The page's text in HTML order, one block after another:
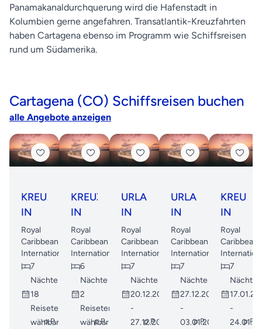
Panamakanaldurchquerung wird die Hafenstadt in
Kolumbien gerne angefahren. Transatlantik-Kreuzfahrten
haben Cartagena ebenso im Programm wie Schiffsreisen
rund um Südamerika.
Cartagena (CO) Schiffsreisen buchen
alle Angebote anzeigen
KREUZFAHRT
IN
DER
SÜDLICHEN
KARIBIK
Royal
Caribbean
International
7
Nächte
18
Reisetermine
wählbar ab
p.P.
KREUZFAHRT
IN
DER
SÜDLICHEN
KARIBIK
Royal
Caribbean
International
6
Nächte
2
Reisetermine
wählbar ab
p.P.
URLAUB
IN
DER
SÜDLICHEN
KARIBIK
Royal
Caribbean
International
7
Nächte
20.12.2026
-
27.12.2026
p.P.
URLAUB
IN
DER
SÜDLICHEN
KARIBIK
Royal
Caribbean
International
7
Nächte
27.12.2026
-
03.01.2027
p.P.
IN
DER
KARIBIK
Royal
Caribbean
7
Nächte
-
p.P.